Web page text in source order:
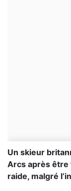
Un skieur
Arcs après
raide, malgré